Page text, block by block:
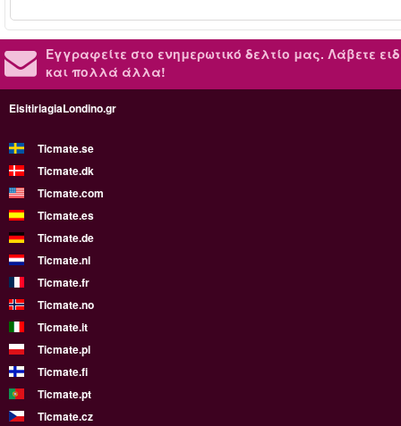
Εγγραφείτε στο ενημερωτικό δελτίο μας. Λάβετε
και πολλά άλλα!
EisitiriagiaLondino.gr
Ticmate.se
Ticmate.dk
Ticmate.com
Ticmate.es
Ticmate.de
Ticmate.nl
Ticmate.fr
Ticmate.no
Ticmate.it
Ticmate.pl
Ticmate.fi
Ticmate.pt
Ticmate.cz